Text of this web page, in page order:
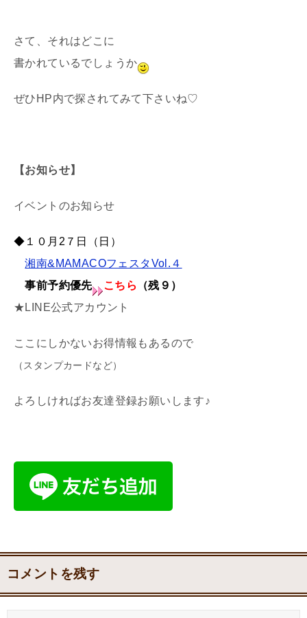
さて、それはどこに
書かれているでしょうか
ぜひHP内で探されてみて下さいね♡
【お知らせ】
イベントのお知らせ
◆１０月2７日（日）
湘南&MAMACOフェスタVol.４
事前予約優先
こちら
（残９）
★LINE公式アカウント
ここにしかないお得情報もあるので
（スタンプカードなど）
よろしければお友達登録お願いします♪
コメントを残す